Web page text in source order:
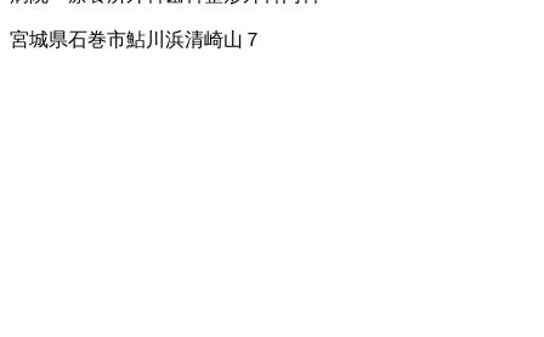
宮城県石巻市鮎川浜清崎山７